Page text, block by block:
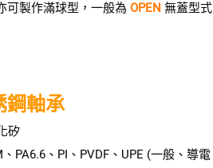
可製作滿球型，一般為 OPEN 無蓋型
鋼軸承
矽
PA6.6、PI、PVDF、UPE (一般、導